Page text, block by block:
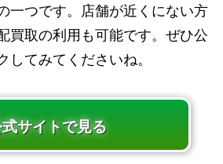
一つです。店舗が近くにない方
買取の利用も可能です。ぜひ公
してみてくださいね。
サイトで見る